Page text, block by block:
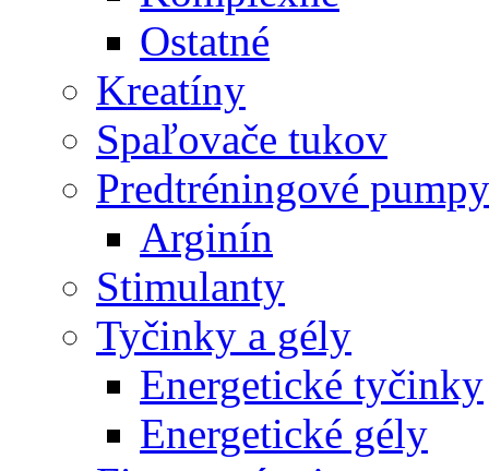
Ostatné
Kreatíny
Spaľovače tukov
Predtréningové pumpy
Arginín
Stimulanty
Tyčinky a gély
Energetické tyčinky
Energetické gély